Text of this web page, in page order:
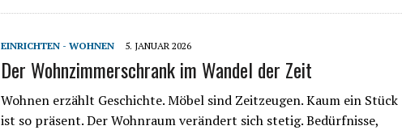
EINRICHTEN - WOHNEN 5. JANUAR 2026
Der Wohnzimmerschrank im Wandel der Zeit
Wohnen erzählt Geschichte. Möbel sind Zeitzeugen. Kaum ein Stück
ist so präsent. Der Wohnraum verändert sich stetig. Bedürfnisse,